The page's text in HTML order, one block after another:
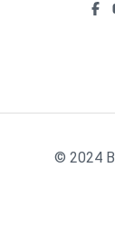
© 2024